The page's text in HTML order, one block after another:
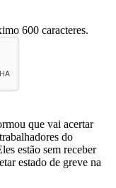
600 caracteres.
que vai acertar
do
estão sem receber
estado de greve na